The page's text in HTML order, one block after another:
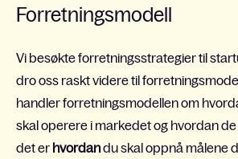
Forretningsmodell
Vi besøkte forretningsstrategier til
dro oss raskt videre til
handler forretningsmodellen om
skal operere i markedet og hvordan de
det er hvordandu skal oppnå målene